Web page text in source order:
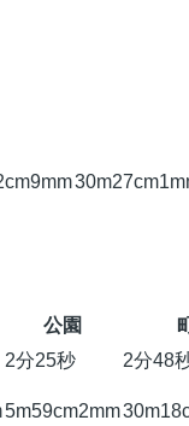
公園
2分25秒
2分48
5m59cm2mm